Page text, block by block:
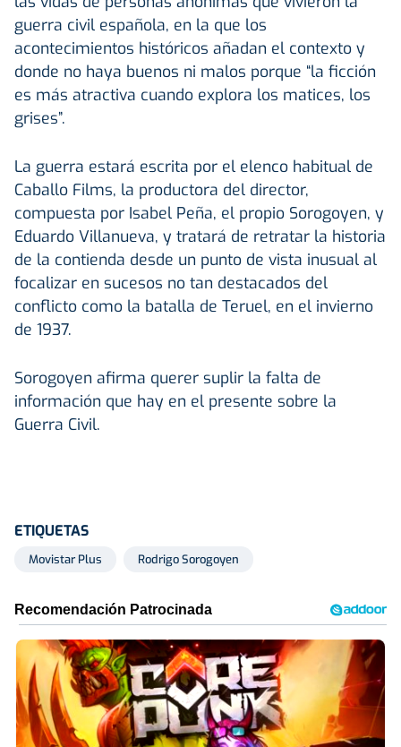
guerra civil española, en la que los
acontecimientos históricos añadan el contexto y
donde no haya buenos ni malos porque “la ficción
es más atractiva cuando explora los matices, los
grises”.
La guerra estará escrita por el elenco habitual de
Caballo Films, la productora del director,
compuesta por Isabel Peña, el propio Sorogoyen, y
Eduardo Villanueva, y tratará de retratar la historia
de la contienda desde un punto de vista inusual al
focalizar en sucesos no tan destacados del
conflicto como la batalla de Teruel, en el invierno
de 1937.
Sorogoyen afirma querer suplir la falta de
información que hay en el presente sobre la
Guerra Civil.
ETIQUETAS
Movistar Plus Rodrigo Sorogoyen